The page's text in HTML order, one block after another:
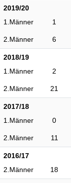
2019/20
1.Männer
1
2.Männer 6
2018/19
1.Männer
2
2.Männer 21
2017/18
1.Männer
0
2.Männer 11
2016/17
2.Männer
18